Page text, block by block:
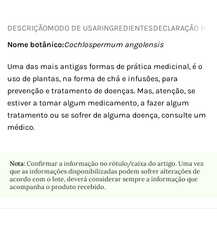
DESCRIÇÃOMODO DE USARINGREDIENTESDECLARAÇÃO
Nome botânico:Cochlospermum angolensis
Uma das mais antigas formas de prática medicinal, é o
uso de plantas, na forma de chá e infusões, para
prevenção e tratamento de doenças. Mas, atenção, se
estiver a tomar algum medicamento, a fazer algum
tratamento ou se sofrer de alguma doença, consulte um
médico.
Nota:Confirmar a informação no rótulo/caixa do artigo. Uma vez
que as informações disponibilizadas podem sofrer alterações de
acordo com o lote, deverá considerar sempre a informação que
acompanha o produto recebido.